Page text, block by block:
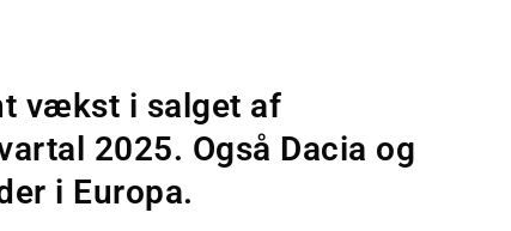
vækst i salget af
2025. Også Dacia og
i Europa.